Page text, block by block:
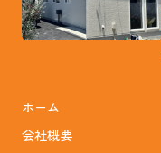
ホーム
会社概要